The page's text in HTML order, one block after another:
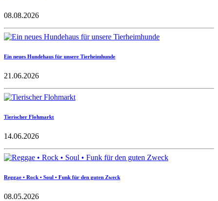
08.08.2026
Ein neues Hundehaus für unsere Tierheimhunde
21.06.2026
Tierischer Flohmarkt
14.06.2026
Reggae • Rock • Soul • Funk für den guten Zweck
08.05.2026